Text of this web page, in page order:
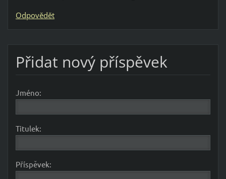
Odpovědět
Přidat nový příspěvek
Jméno:
Titulek:
Příspěvek: